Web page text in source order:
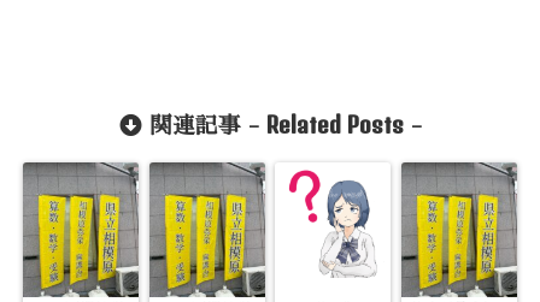
関連記事 - Related Posts-